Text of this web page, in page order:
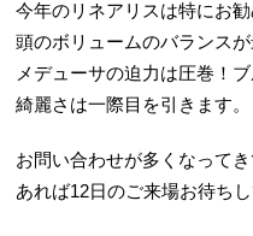
今年のリネアリスは特にお
頭のボリュームのバランス
メデューサの迫力は圧巻！
綺麗さは一際目を引きます。
お問い合わせが多くなって
あれば12日のご来場お待ちし